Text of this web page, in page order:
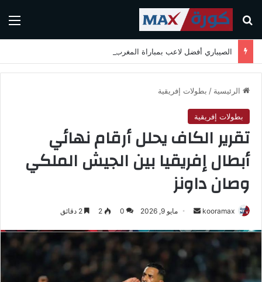
بحث عن
الرئيسية / بطولات إفريقية
بطولات إفريقية
تقرير الكاف يحلل أرقام نهائي
أبطال إفريقيا بين الجيش الملكي
وصان داونز
kooramax مايو 9, 2026 0
2